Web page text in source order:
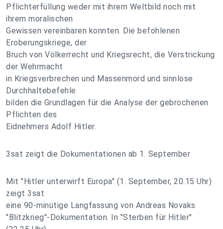
Pflichterfüllung weder mit ihrem Weltbild noch mit
ihrem moralischen
Gewissen vereinbaren konnten. Die befohlenen
Eroberungskriege, der
Bruch von Völkerrecht und Kriegsrecht, die Verstrickung
der Wehrmacht
in Kriegsverbrechen und Massenmord und sinnlose
Durchhaltebefehle
bilden die Grundlagen für die Analyse der gebrochenen
Pflichten des
Eidnehmers Adolf Hitler.
3sat zeigt die Dokumentationen ab 1. September
Mit "Hitler unterwirft Europa" (1. September, 20.15 Uhr)
zeigt 3sat
eine 90-minütige Langfassung von Andreas Novaks
"Blitzkrieg"-Dokumentation. In "Sterben für Hitler"